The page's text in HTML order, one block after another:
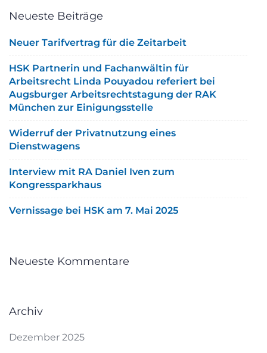
Neueste Beiträge
Neuer Tarifvertrag für die Zeitarbeit
HSK Partnerin und Fachanwältin für
Arbeitsrecht Linda Pouyadou referiert bei
Augsburger Arbeitsrechtstagung der RAK
München zur Einigungsstelle
Widerruf der Privatnutzung eines
Dienstwagens
Interview mit RA Daniel Iven zum
Kongressparkhaus
Vernissage bei HSK am 7. Mai 2025
Neueste Kommentare
Archiv
Dezember 2025